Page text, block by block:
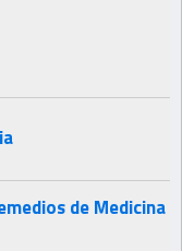
de Medicina